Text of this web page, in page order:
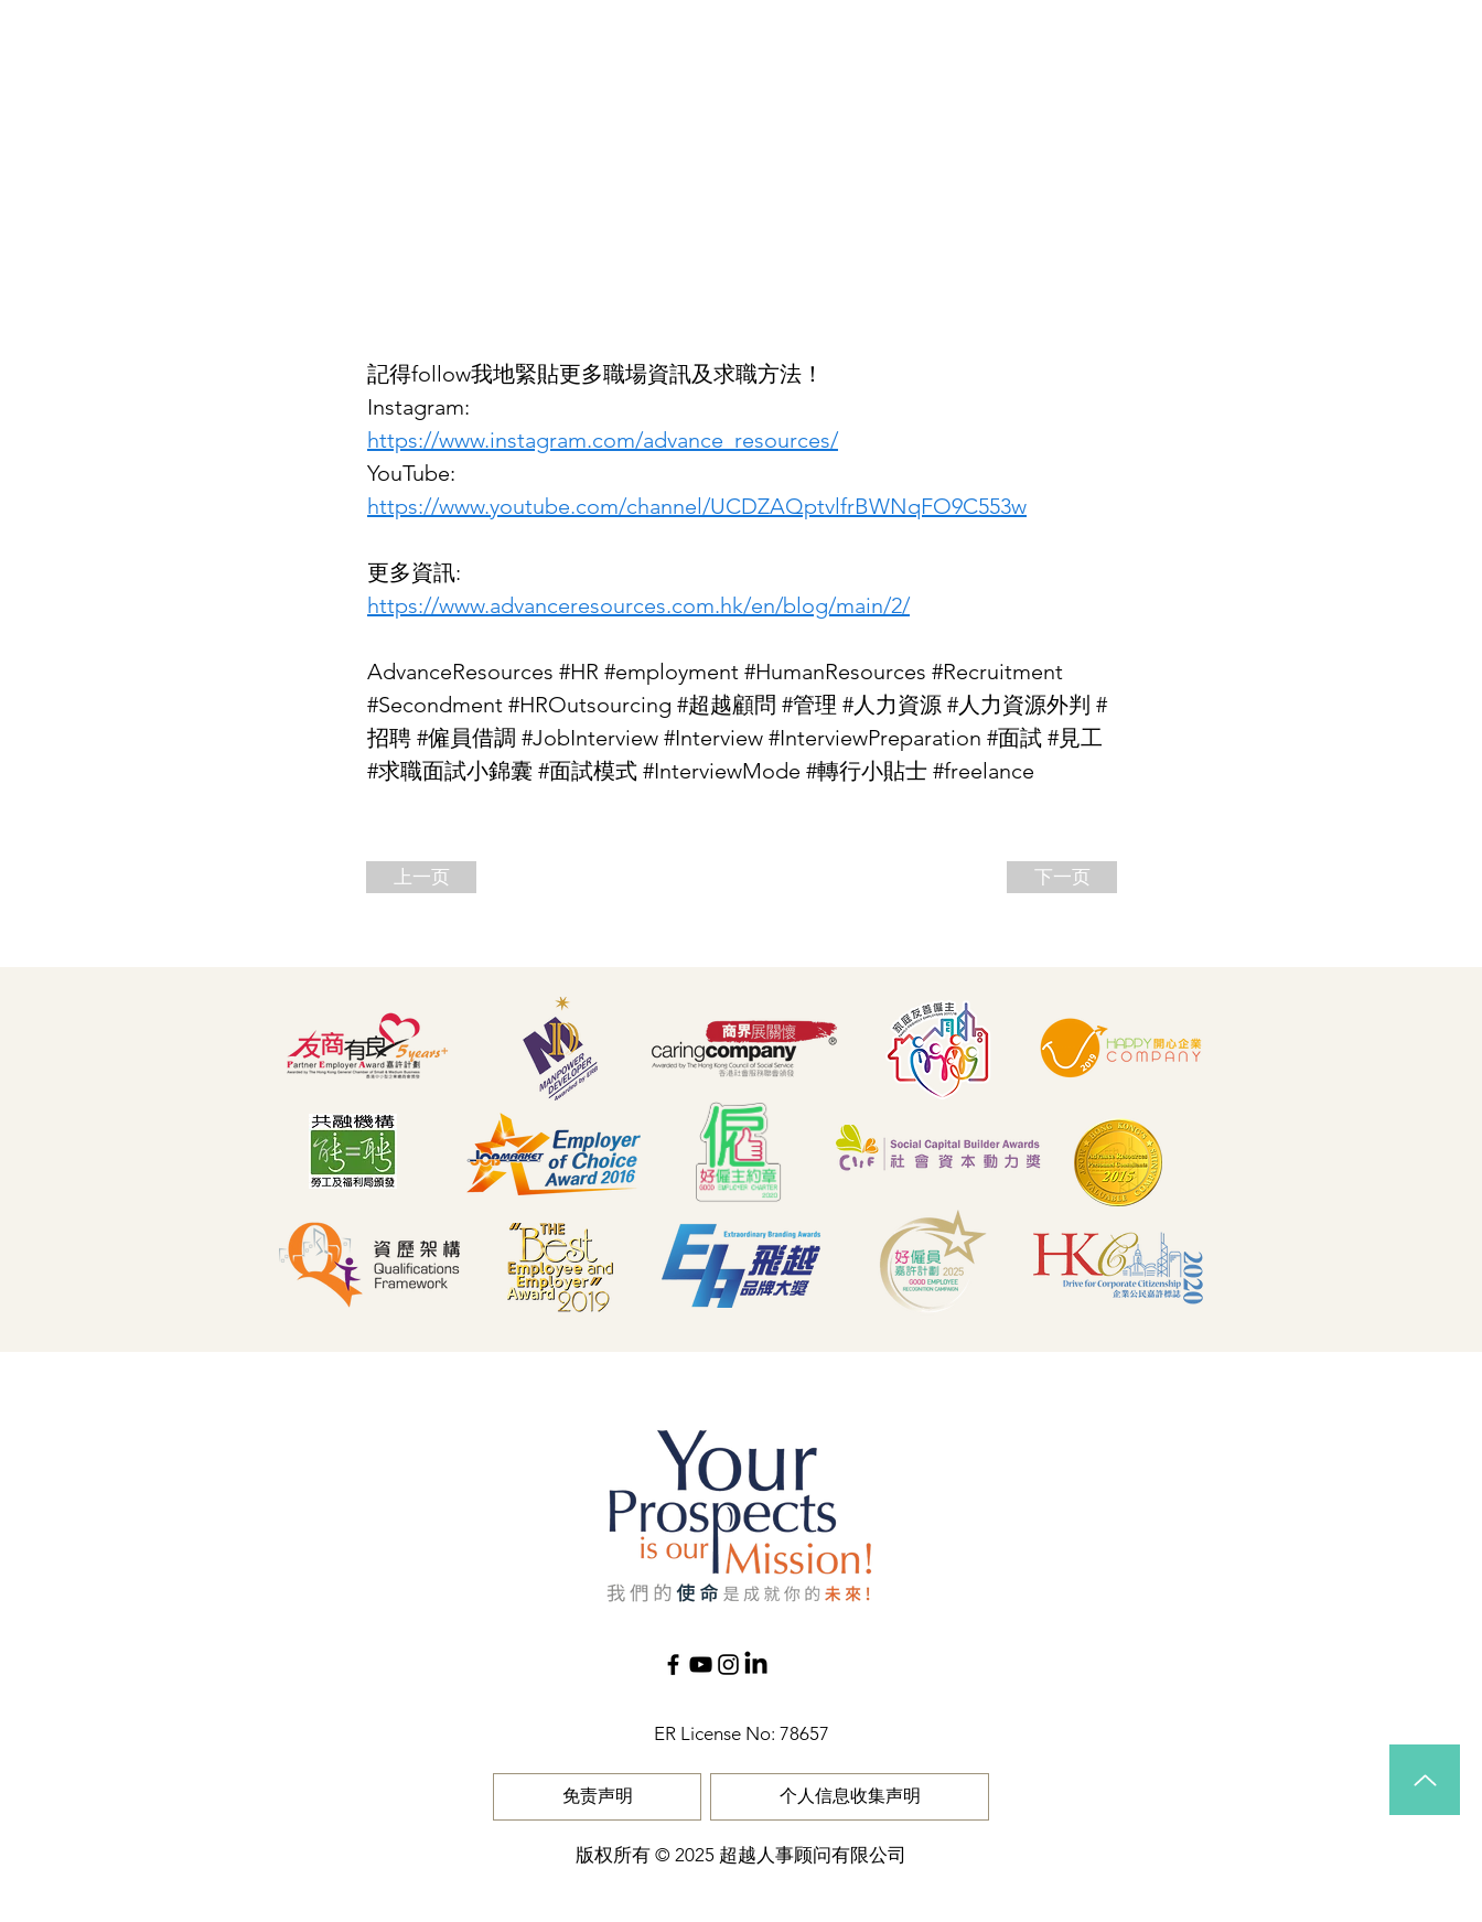
記得follow我地緊貼更多職場資訊及求職方法！
Instagram:
https://www.instagram.com/advance_resources/
YouTube:
https://www.youtube.com/channel/UCDZAQptvlfrBWNqFO9C553w
更多資訊:
https://www.advanceresources.com.hk/en/blog/main/2/
AdvanceResources #HR #employment #HumanResources #Recruitment
#Secondment #HROutsourcing #超越顧問 #管理 #人力資源 #人力資源外判 #
招聘 #僱員借調 #JobInterview #Interview #InterviewPreparation #面試 #見工
#求職面試小錦囊 #面試模式 #InterviewMode #轉行小貼士 #freelance
上一页 下一页
ER License No: 78657​
免责声明 个人信息收集声明
版权所有 © 2025 超越人事顾问有限公司